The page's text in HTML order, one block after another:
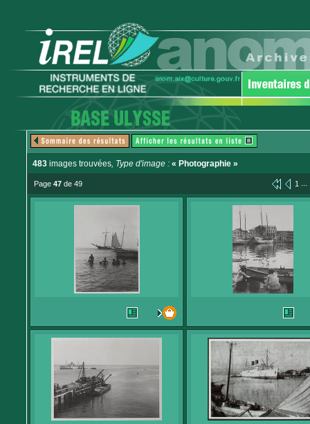
483 images trouvées, Type d'image : « Photographie »
Page 47 de 49 1 ...